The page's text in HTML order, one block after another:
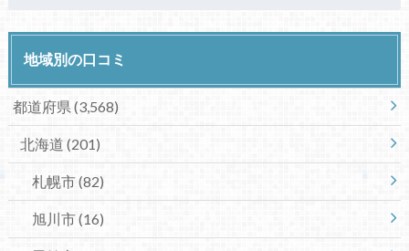
地域別の口コミ
都道府県 (3,568)
北海道 (201)
札幌市(82)
旭川市(16)